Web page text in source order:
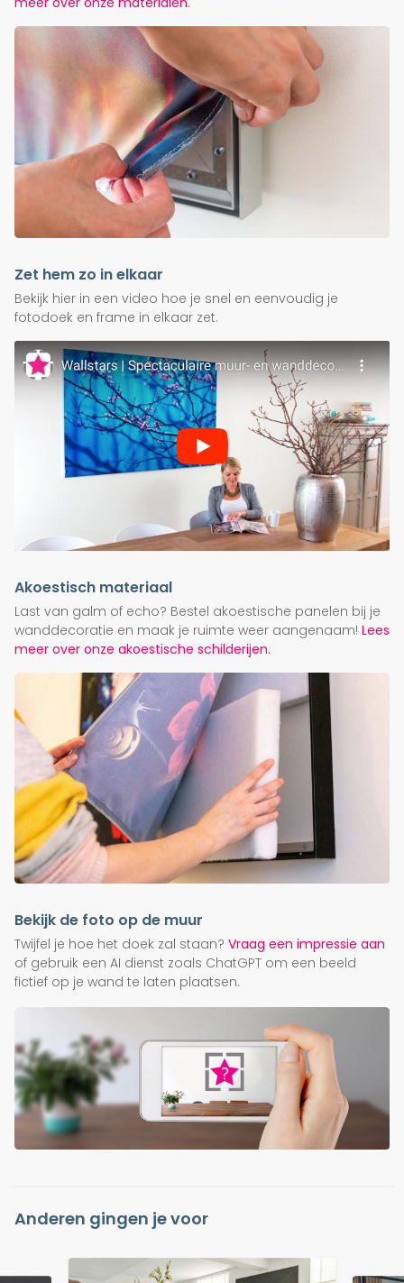
Zet hem zo in elkaar
Bekijk hier in een video hoe je snel en eenvoudig je
fotodoek en frame in elkaar zet.
Akoestisch materiaal
Last van galm of echo? Bestel akoestische panelen bij je
wanddecoratie en maak je ruimte weer aangenaam! Lees
meer over onze akoestische schilderijen.
Bekijk de foto op de muur
Twijfel je hoe het doek zal staan? Vraag een impressie aan
of gebruik een AI dienst zoals ChatGPT om een beeld
fictief op je wand te laten plaatsen.
Anderen gingen je voor